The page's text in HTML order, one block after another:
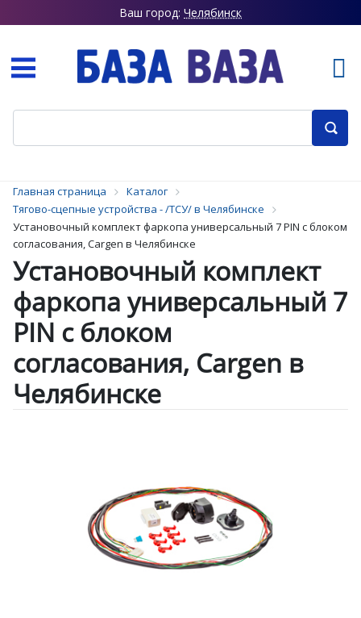
Ваш город: Челябинск
Главная страница
Каталог
Тягово-сцепные устройства - /ТСУ/ в Челябинске
Установочный комплект фаркопа универсальный 7 PIN с блоком
согласования, Cargen в Челябинске
Установочный комплект
фаркопа универсальный 7
PIN с блоком
согласования, Cargen в
Челябинске